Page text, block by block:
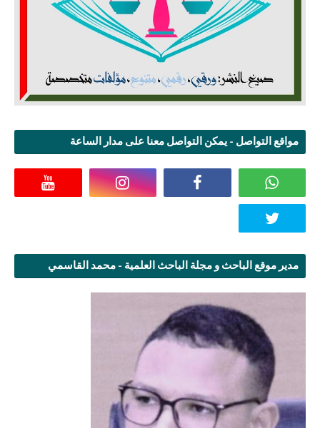
مواقع التواصل - يمكن التواصل معنا على مدار الساعة
مدير موقع الباحث و مجلة الباحث العلمية - محمد القاسمي